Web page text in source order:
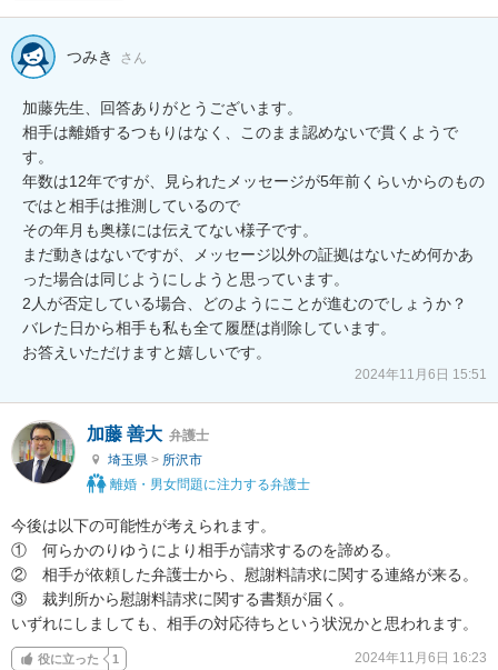
つみき さん
加藤先生、回答ありがとうございます。
相手は離婚するつもりはなく、このまま認めないで貫くようで
す。
年数は12年ですが、見られたメッセージが5年前くらいからのもの
ではと相手は推測しているので
その年月も奥様には伝えてない様子です。
まだ動きはないですが、メッセージ以外の証拠はないため何かあ
った場合は同じようにしようと思っています。
2人が否定している場合、どのようにことが進むのでしょうか？
バレた日から相手も私も全て履歴は削除しています。
お答えいただけますと嬉しいです。
2024年11月6日 15:51
加藤 善大 弁護士
埼玉県 > 所沢市
離婚・男女問題に注力する弁護士
今後は以下の可能性が考えられます。
①　何らかのりゆうにより相手が請求するのを諦める。
②　相手が依頼した弁護士から、慰謝料請求に関する連絡が来る。
③　裁判所から慰謝料請求に関する書類が届く。
いずれにしましても、相手の対応待ちという状況かと思われます。
役に立った 1 2024年11月6日 16:23